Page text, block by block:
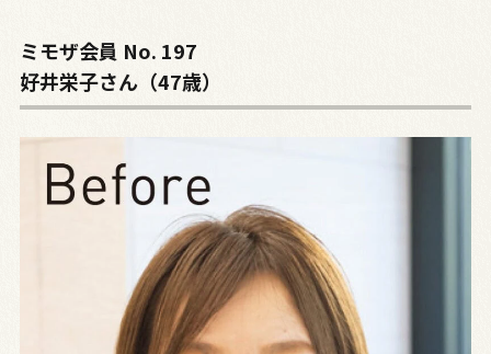
ミモザ会員 No. 197
好井栄子さん（47歳）